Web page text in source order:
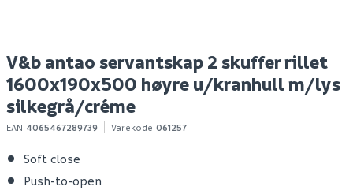
V&b antao servantskap 2 skuffer rillet
1600x190x500 høyre u/kranhull m/lys
silkegrå/créme
EAN 4065467289739 Varekode 061257
Soft close
Push-to-open